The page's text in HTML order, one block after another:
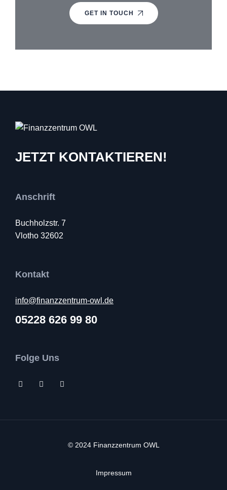
GET IN TOUCH
JETZT KONTAKTIEREN!
Anschrift
Buchholzstr. 7
Vlotho 32602
Kontakt
05228 626 99 80
info@finanzzentrum-owl.de
Folge Uns
© 2024 Finanzzentrum OWL
Impressum